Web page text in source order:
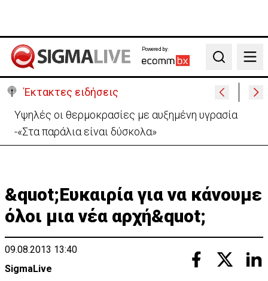
Powered by:
Search
Έκτακτες ειδήσεις
Υψηλές οι θερμοκρασίες με αυξημένη υγρασία
-«Στα παράλια είναι δύσκολα»
&quot;Ευκαιρία για να κάνουμε
όλοι μια νέα αρχή&quot;
09.08.2013 13:40
SigmaLive